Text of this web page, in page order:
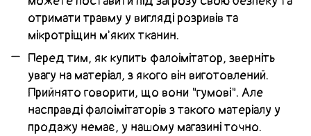
отримати травму у вигляді розривів та
мікротріщин м'яких тканин.
Перед тим, як купить фалоімітатор, зверніть
увагу на матеріал, з якого він виготовлений.
Прийнято говорити, що вони "гумові". Але
насправді фалоімітаторів з такого матеріалу у
продажу немає, у нашому магазині точно.